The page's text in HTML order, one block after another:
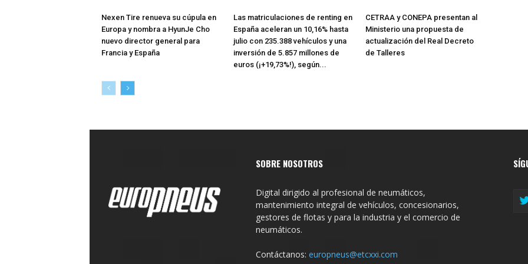
Nexen Tire renueva su cúpula en
Europa y nombra a HyunJe Cho
nuevo director general para
Francia y España
Las matriculaciones de renting en
España aceleran un 10,16% hasta
julio con 235.388 vehículos y una
inversión de 5.857 millones de
euros (¡+19,73%!), según...
CETRAA y CONEPA presentan al
Ministerio una propuesta de
actualización del Real Decreto
de Talleres
SOBRE NOSOTROS
Digital dirigido al profesional de neumáticos,
mantenimiento integral de vehículos, concesionarios,
gestores de flotas y para la industria y el comercio de
neumáticos.
Contáctanos: europneus@etcxxi.com